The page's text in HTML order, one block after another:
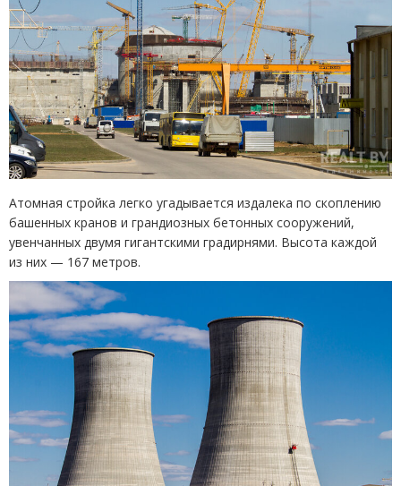
Атомная стройка легко угадывается издалека по скоплению
башенных кранов и грандиозных бетонных сооружений,
увенчанных двумя гигантскими градирнями. Высота каждой
из них — 167 метров.